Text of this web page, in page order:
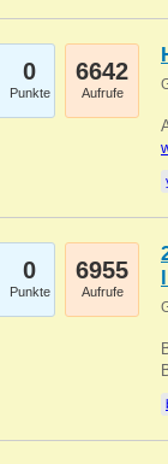
0
Punkte
6642
Aufrufe
0
Punkte
6955
Aufrufe